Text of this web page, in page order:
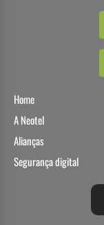
Home
A Neotel
Alianças
Segurança digital